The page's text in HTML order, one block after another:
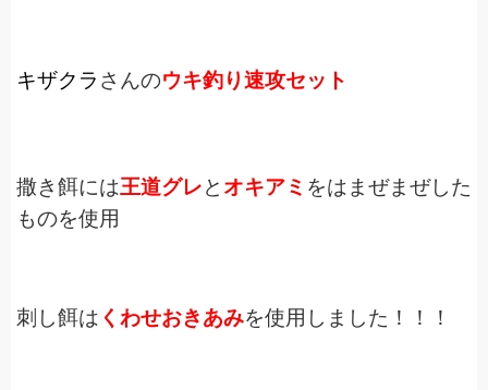
キザクラ さんのウキ釣り速攻セット
撒き餌には王道グレと オキアミ をはまぜまぜした
ものを使用
刺し餌は くわせおきあみを使用しました！！！